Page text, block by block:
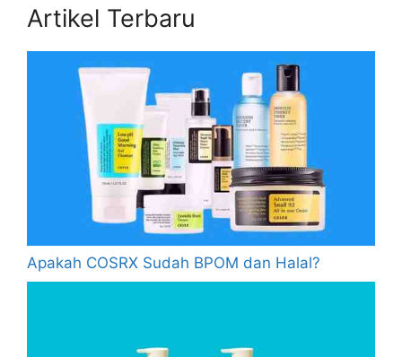
Artikel Terbaru
Apakah COSRX Sudah BPOM dan Halal?